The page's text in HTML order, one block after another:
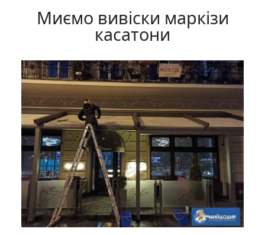
Миємо вивіски маркізи
касатони